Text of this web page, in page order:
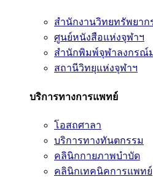
สำนักงานวิทยทรัพยาก
ศูนย์หนังสือแห่งจุฬาฯ
สำนักพิมพ์จุฬาลงกรณ์
สถานีวิทยุแห่งจุฬาฯ
บริการทางการแพทย์
โอสถศาลา
บริการทางทันตกรรม
คลินิกกายภาพบำบัด
คลินิกเทคนิคการแพทย์